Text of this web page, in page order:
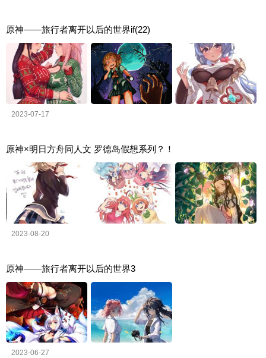
原神——旅行者离开以后的世界if(22)
2023-07-17
原神×明日方舟同人文 罗德岛假想系列？！
2023-08-20
原神——旅行者离开以后的世界3
2023-06-27